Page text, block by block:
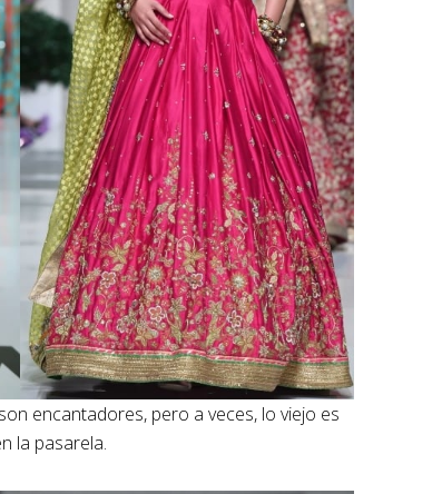
encantadores, pero a veces, lo viejo es
la pasarela.